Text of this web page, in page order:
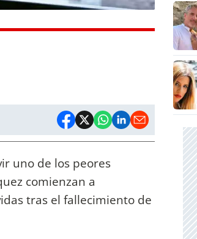
uno de los peores
comienzan a
tras el fallecimiento de